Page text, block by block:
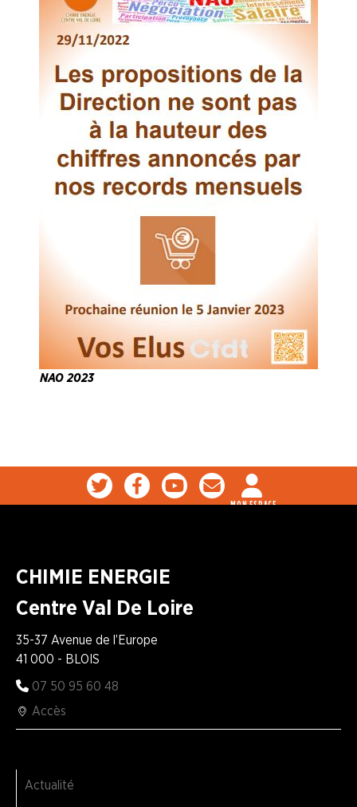
Procter et Gamble
Saint Gobain Abrasifs
Shiseido
Sisley Industrie
Branche Verre
SERVICES
À
Pourquoi
adhérer ?
NAO 2023
MON ESPACE
CHIMIE ENERGIE
Centre Val De Loire
35-37 Avenue de l’Europe
41 000 - BLOIS
07 50 95 60 48
Accès
Actualité